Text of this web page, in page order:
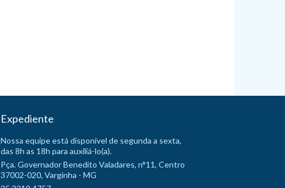
Expediente
Nossa equipe está disponível de segunda a sexta,
das 8h as 18h para auxiliá-lo(a).
Pça. Governador Benedito Valadares, n°11, Centro
37002-020, Varginha - MG